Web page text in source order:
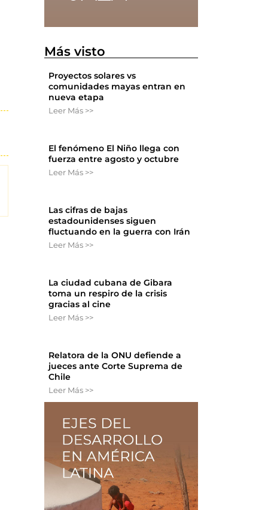
Más visto
Proyectos solares vs
comunidades mayas entran en
nueva etapa
Leer Más >>
El fenómeno El Niño llega con
fuerza entre agosto y octubre
Leer Más >>
Las cifras de bajas
estadounidenses siguen
fluctuando en la guerra con Irán
Leer Más >>
La ciudad cubana de Gibara
toma un respiro de la crisis
gracias al cine
Leer Más >>
Relatora de la ONU defiende a
jueces ante Corte Suprema de
Chile
Leer Más >>